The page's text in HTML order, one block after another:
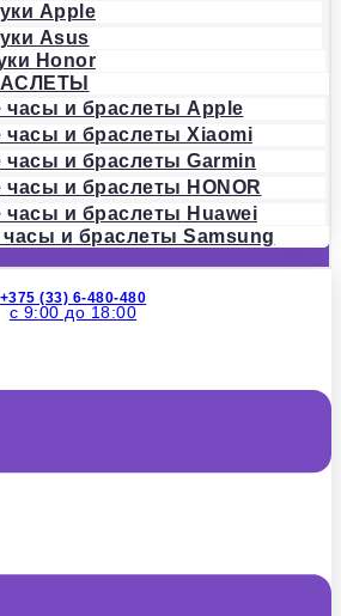
Apple
Asus
Honor
и браслеты Apple
и браслеты Xiaomi
и браслеты Garmin
и браслеты HONOR
и браслеты Huawei
и браслеты Samsung
+375 (33) 6-480-480
с 9:00 до 18:00